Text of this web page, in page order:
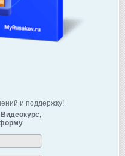
и поддержку!